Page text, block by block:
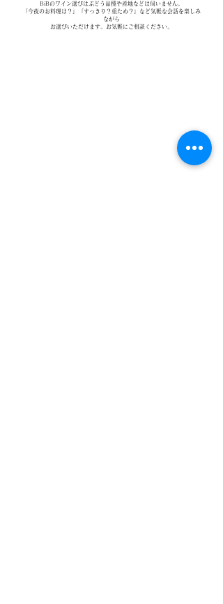
BiBのワイン選びはぶどう品種や産地などは伺いません。
「今夜のお料理は？」「すっきり？重ため？」など気軽な会話を楽しみ
ながら
お選びいただけます。お気軽にご相談ください。